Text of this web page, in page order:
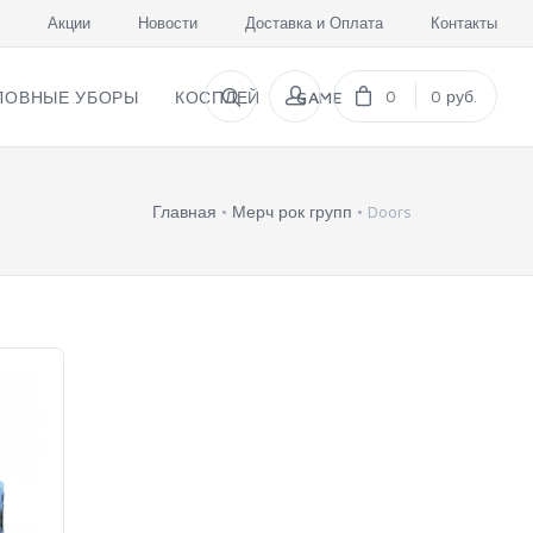
Акции Новости Доставка и Оплата Контакты
УБОРЫ КОСПЛЕЙ GAME 0 0 руб.
Главная Мерч рок групп Doors